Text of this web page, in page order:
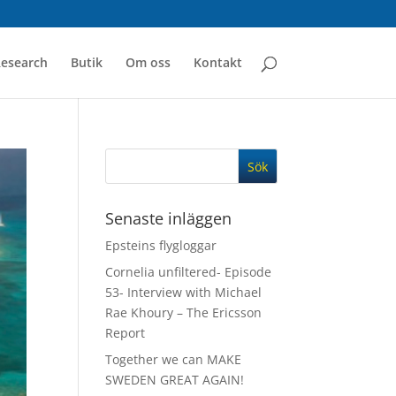
Butik Om oss Kontakt
Senaste inläggen
Epsteins flygloggar
Cornelia unfiltered- Episode
53- Interview with Michael
Rae Khoury – The Ericsson
Report
Together we can MAKE
SWEDEN GREAT AGAIN!